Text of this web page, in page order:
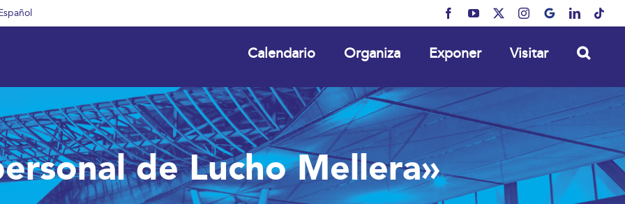
FacebookYouTube Instagram
MyBusinessLinkedIn
Calendario Organiza Exponer Visitar
de Lucho Mellera»